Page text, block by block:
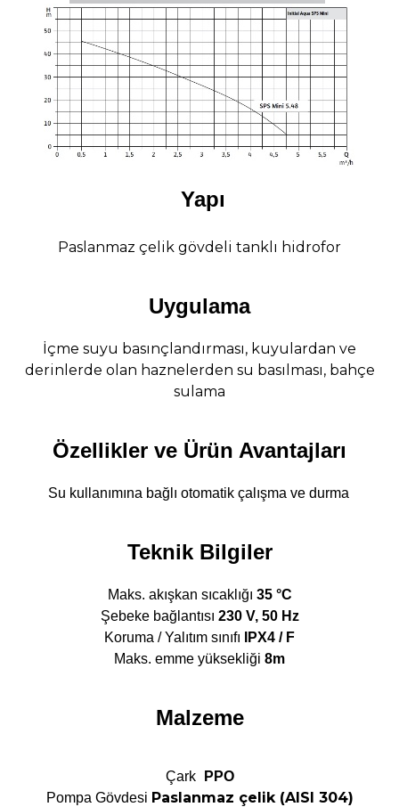
Yapı
Paslanmaz çelik gövdeli tanklı hidrofor
Uygulama
İçme suyu basınçlandırması, kuyulardan ve
derinlerde olan haznelerden su basılması, bahçe
sulama
Özellikler ve Ürün Avantajları
Su kullanımına bağlı otomatik çalışma ve durma
Teknik Bilgiler
Maks. akışkan sıcaklığı 35 °C
Şebeke bağlantısı 230 V, 50 Hz
Koruma / Yalıtım sınıfı
IPX4 / F
Maks. emme yüksekliği 8m
Malzeme
Çark
PPO
Pompa Gövdesi Paslanmaz çelik (AISI 304)